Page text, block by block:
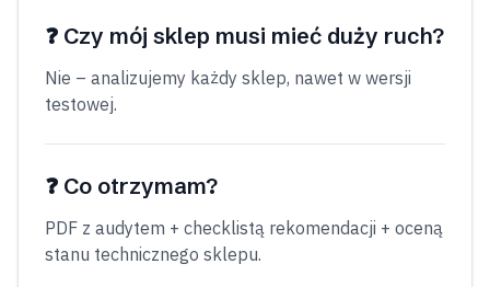
❓ Czy mój sklep musi mieć duży ruch?
Nie – analizujemy każdy sklep, nawet w wersji
testowej.
❓ Co otrzymam?
PDF z audytem + checklistą rekomendacji + oceną
stanu technicznego sklepu.